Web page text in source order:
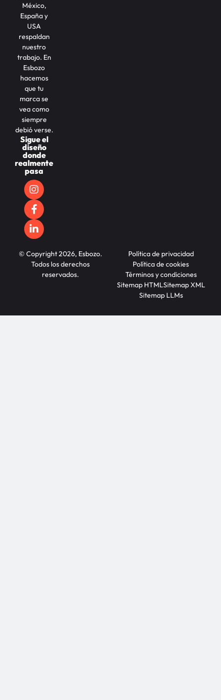
México,
España y
USA
respaldan
nuestro
trabajo. En
Esbozo
hacemos
que tu
marca se
vea como
siempre
debió verse.
Sigue el
diseño
donde
realmente
pasa
© Copyright 2026, Esbozo.
Todos los derechos
reservados.
Política de privacidad
Política de cookies
Términos y condiciones
Sitemap HTMLSitemap XML
Sitemap LLMs